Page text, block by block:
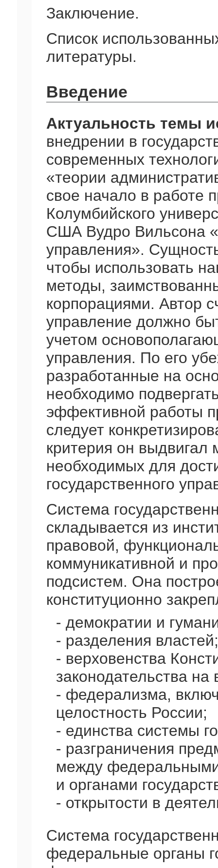
Заключение.
Список
литературы.
Введение
Актуальность темы
внедрении в
современных
«теории
свое начало в работе
Колумбийского
США Вудро Вильсона
управления».
чтобы использовать
методы,
корпорациями. Автор
управление должно
учетом
управления. По его
разработанные на
необходимо
эффективной работы
следует
критерия он выдвигал
необходимых для
государственного
Система
складывается из
правовой,
коммуникативной и
подсистем. Она
конституционно
- демократии и
- разделения властей;
- верховенства
законодательства
- федерализма,
целостность России;
- единства системы
- разграничения
между
и органами
- открытости в
Система
федеральные органы